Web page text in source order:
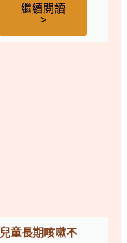
繼續閱讀
>
兒童長期咳嗽不